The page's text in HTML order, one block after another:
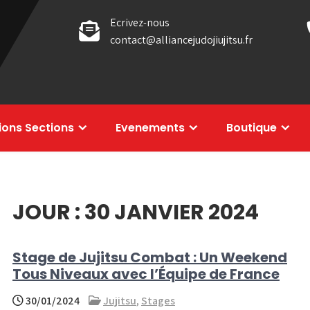
Ecrivez-nous
contact@alliancejudojiujitsu.fr
Sections Evenements Boutique
JOUR :30 JANVIER 2024
Stage de Jujitsu Combat : Un Weekend
Tous Niveaux avec l’Équipe de France
30/01/2024 Jujitsu, Stages